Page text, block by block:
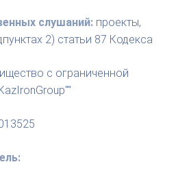
слушаний: проекты,
2) статьи 87 Кодекса
с ограниченной